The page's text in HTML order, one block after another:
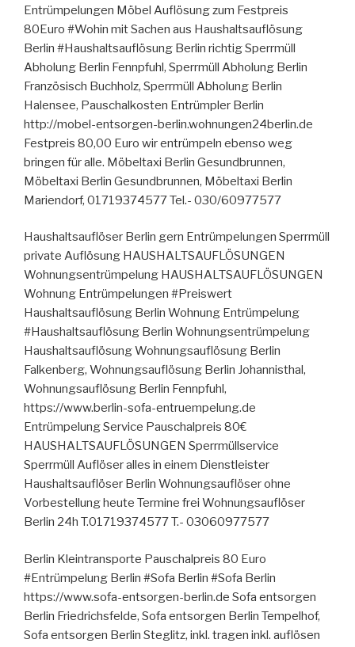
Entrümpelungen Möbel Auflösung zum Festpreis
80Euro #Wohin mit Sachen aus Haushaltsauflösung
Berlin #Haushaltsauflösung Berlin richtig Sperrmüll
Abholung Berlin Fennpfuhl, Sperrmüll Abholung Berlin
Französisch Buchholz, Sperrmüll Abholung Berlin
Halensee, Pauschalkosten Entrümpler Berlin
http://mobel-entsorgen-berlin.wohnungen24berlin.de
Festpreis 80,00 Euro wir entrümpeln ebenso weg
bringen für alle. Möbeltaxi Berlin Gesundbrunnen,
Möbeltaxi Berlin Gesundbrunnen, Möbeltaxi Berlin
Mariendorf, 01719374577 Tel.- 030/60977577
Haushaltsauflöser Berlin gern Entrümpelungen Sperrmüll
private Auflösung HAUSHALTSAUFLÖSUNGEN
Wohnungsentrümpelung HAUSHALTSAUFLÖSUNGEN
Wohnung Entrümpelungen #Preiswert
Haushaltsauflösung Berlin Wohnung Entrümpelung
#Haushaltsauflösung Berlin Wohnungsentrümpelung
Haushaltsauflösung Wohnungsauflösung Berlin
Falkenberg, Wohnungsauflösung Berlin Johannisthal,
Wohnungsauflösung Berlin Fennpfuhl,
https://www.berlin-sofa-entruempelung.de
Entrümpelung Service Pauschalpreis 80€
HAUSHALTSAUFLÖSUNGEN Sperrmüllservice
Sperrmüll Auflöser alles in einem Dienstleister
Haushaltsauflöser Berlin Wohnungsauflöser ohne
Vorbestellung heute Termine frei Wohnungsauflöser
Berlin 24h T.01719374577 T.- 03060977577
Berlin Kleintransporte Pauschalpreis 80 Euro
#Entrümpelung Berlin #Sofa Berlin #Sofa Berlin
https://www.sofa-entsorgen-berlin.de Sofa entsorgen
Berlin Friedrichsfelde, Sofa entsorgen Berlin Tempelhof,
Sofa entsorgen Berlin Steglitz, inkl. tragen inkl. auflösen